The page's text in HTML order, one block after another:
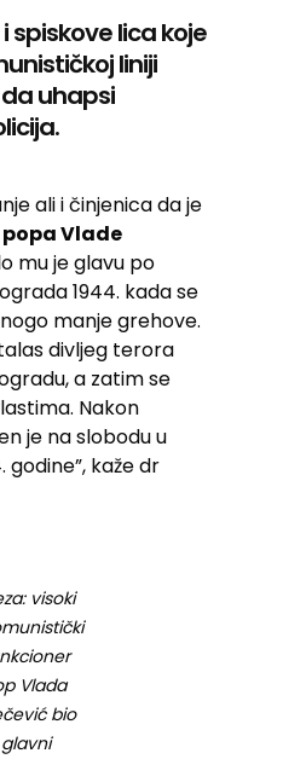
spiskove lica koje
liniji
uhapsi
ali i činjenica da je
popa Vlade
mu je glavu po
1944. kada se
manje grehove.
divljeg terora
a zatim se
Nakon
je na slobodu u
kaže dr
visoki
Vlada
bio